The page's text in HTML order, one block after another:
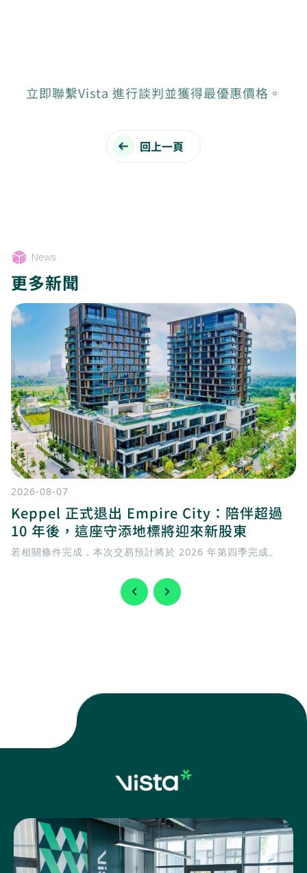
立即聯繫Vista 進行談判並獲得最優惠價格。
回上一頁
News
更多新聞
2026-08-07
Keppel 正式退出 Empire City：陪伴超過
10 年後，這座守添地標將迎來新股東
若相關條件完成，本次交易預計將於 2026 年第四季完成。